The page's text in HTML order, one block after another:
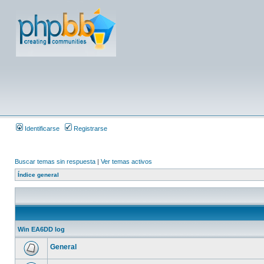
Identificarse Registrarse
Buscar temas sin respuesta | Ver temas activos
Índice general
Win EA6DD log
General